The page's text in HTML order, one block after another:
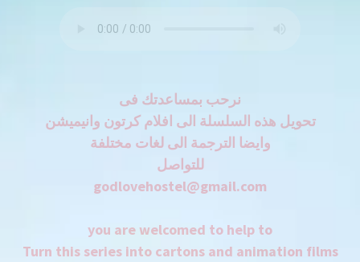
نرحب بمساعدتك فى
تحويل هذه السلسلة الى افلام كرتون وانيميشن
وايضا الترجمة الى لغات مختلفة
للتواصل
godlovehostel@gmail.com
you are welcomed to help to
Turn this series into cartons and animation films